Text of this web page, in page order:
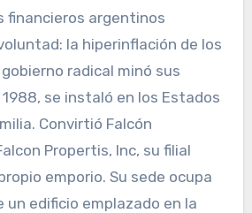
la hiperinflación de los
radical minó sus
se instaló en los Estados
Convirtió Falcón
Propertis, Inc, su filial
emporio. Su sede ocupa
un edificio emplazado en la